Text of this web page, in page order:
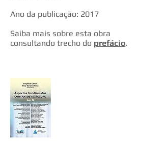
Ano da publicação: 2017
Saiba mais sobre esta obra
consultando trecho do prefácio.